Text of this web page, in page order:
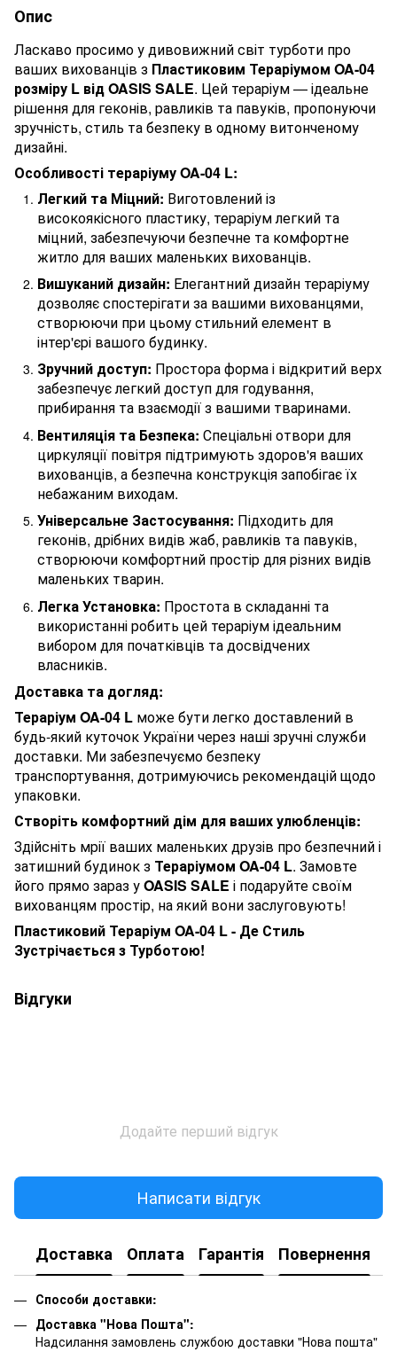
Опис
Ласкаво просимо у дивовижний світ турботи про
ваших вихованців з Пластиковим Тераріумом OA-04
розміру L від OASIS SALE. Цей тераріум — ідеальне
рішення для геконів, равликів та павуків, пропонуючи
зручність, стиль та безпеку в одному витонченому
дизайні.
Особливості тераріуму OA-04 L:
Легкий та Міцний: Виготовлений із
високоякісного пластику, тераріум легкий та
міцний, забезпечуючи безпечне та комфортне
житло для ваших маленьких вихованців.
Вишуканий дизайн: Елегантний дизайн тераріуму
дозволяє спостерігати за вашими вихованцями,
створюючи при цьому стильний елемент в
інтер'єрі вашого будинку.
Зручний доступ: Простора форма і відкритий верх
забезпечує легкий доступ для годування,
прибирання та взаємодії з вашими тваринами.
Вентиляція та Безпека: Спеціальні отвори для
циркуляції повітря підтримують здоров'я ваших
вихованців, а безпечна конструкція запобігає їх
небажаним виходам.
Універсальне Застосування: Підходить для
геконів, дрібних видів жаб, равликів та павуків,
створюючи комфортний простір для різних видів
маленьких тварин.
Легка Установка: Простота в складанні та
використанні робить цей тераріум ідеальним
вибором для початківців та досвідчених
власників.
Доставка та догляд:
Тераріум OA-04 L може бути легко доставлений в
будь-який куточок України через наші зручні служби
доставки. Ми забезпечуємо безпеку
транспортування, дотримуючись рекомендацій щодо
упаковки.
Створіть комфортний дім для ваших улюбленців:
Здійсніть мрії ваших маленьких друзів про безпечний і
затишний будинок з Тераріумом OA-04 L. Замовте
його прямо зараз уOASIS SALE і подаруйте своїм
вихованцям простір, на який вони заслуговують!
Пластиковий Тераріум OA-04 L - Де Стиль
Зустрічається з Турботою!
Відгуки
Додайте перший відгук
Написати відгук
Доставка Оплата Гарантія Повернення
Способи доставки:
Доставка "Нова Пошта":
Надсилання замовлень службою доставки "Нова пошта"